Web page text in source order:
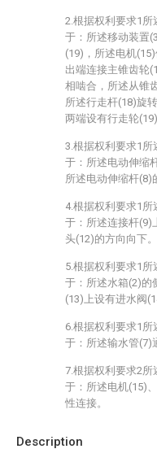
Description
2.根据权利要求1
于：所述移动装置
(19)，所述电机
出端连接主锥齿轮
相啮合，所述从锥
所述行走杆(18)旋
两端设有行走轮
3.根据权利要求1
于：所述电动伸缩
所述电动伸缩杆(8)
4.根据权利要求1
于：所述连接杆(9)
头(12)的方向向下。
5.根据权利要求1
于：所述水箱(2)的
(13)上设有进水阀
6.根据权利要求1
于：所述输水管(7)
7.根据权利要求2
于：所述电机(15)
性连接。